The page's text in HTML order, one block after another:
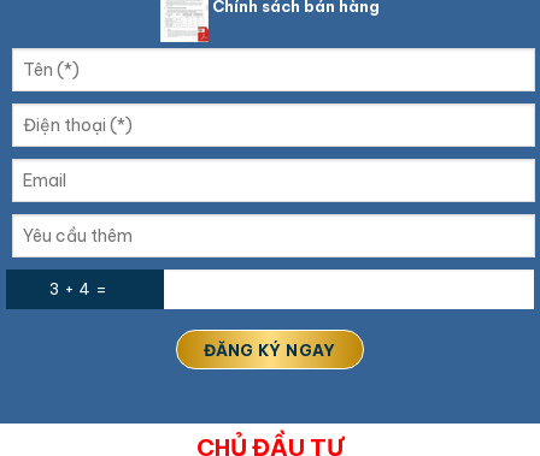
Chính sách bán hàng
3 + 4 =
CHỦ ĐẦU TƯ